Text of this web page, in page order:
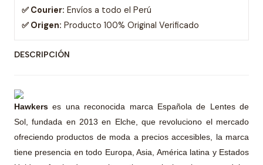
✅ Courier: Envíos a todo el Perú
✅ Origen: Producto 100% Original Verificado
DESCRIPCIÓN
Hawkerses una reconocida marca Española de Lentes de
Sol, fundada en 2013 en Elche, que revoluciono el mercado
ofreciendo productos de moda a precios accesibles, la marca
tiene presencia en todo Europa, Asia, América latina y Estados